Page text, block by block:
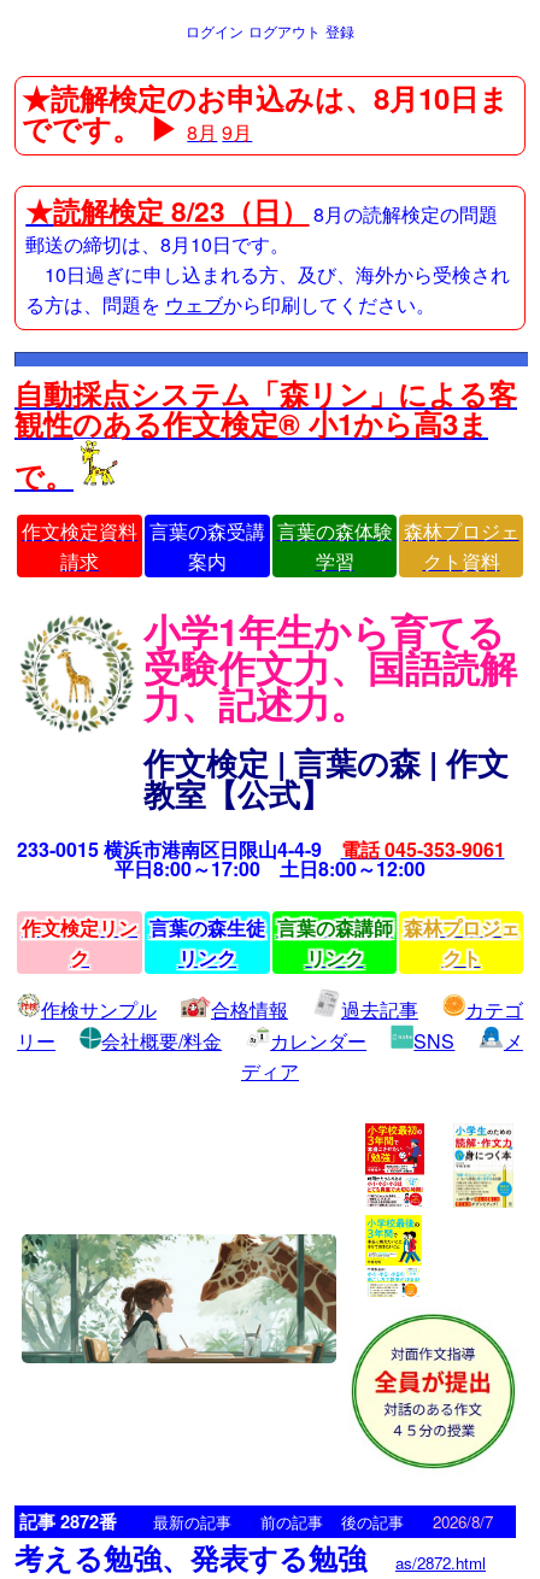
ログイン ログアウト 登録
★読解検定のお申込みは、8月10日ま
でです。 ▶8月 9月
★読解検定 8/23（日）
8月の読解検定の問題
郵送の締切は、8月10日です。
10日過ぎに申し込まれる方、及び、海外から受検され
る方は、問題を ウェブから印刷してください。
自動採点システム「森リン」による客
観性のある作文検定® 小1から高3ま
で。
作文検定資料
請求
言葉の森受講
案内
言葉の森体験
学習
森林プロジェ
クト資料
小学1年生から育てる
受験作文力、国語読解
力、記述力。
作文検定 | 言葉の森 | 作文
教室【公式】
233-0015 横浜市港南区日限山4-4-9 電話 045-353-9061
平日8:00～17:00 土日8:00～12:00
作文検定リン
ク
言葉の森生徒
リンク
言葉の森講師
リンク
森林プロジェ
クト
作検サンプル
合格情報 過去記事
カテゴ
リー
会社概要/料金 カレンダー SNS
メ
ディア
記事 2872番 最新の記事 前の記事 後の記事 2026/8/7
考える勉強、発表する勉強
as/2872.html